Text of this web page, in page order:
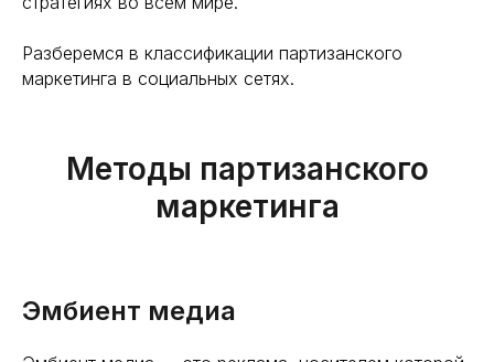
Разберемся в классификации партизанского
маркетинга в социальных сетях.
Методы партизанского
маркетинга
Эмбиент медиа